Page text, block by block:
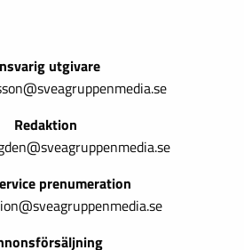
utgivare
Redaktion
prenumeration